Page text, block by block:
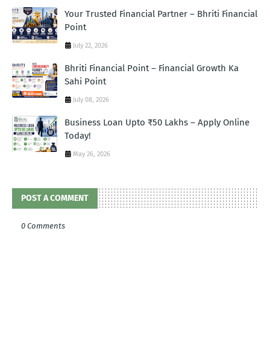
Your Trusted Financial Partner – Bhriti Financial
Point
July 22, 2026
Bhriti Financial Point – Financial Growth Ka
Sahi Point
July 08, 2026
Business Loan Upto ₹50 Lakhs – Apply Online
Today!
May 26, 2026
POST A COMMENT
0 Comments